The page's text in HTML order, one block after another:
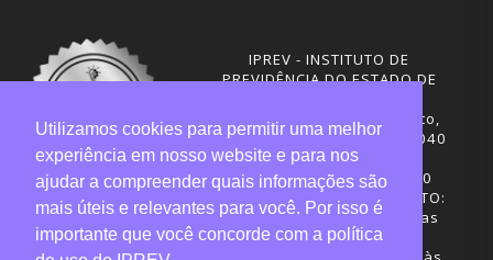
IPREV - INSTITUTO DE
PREVIDÊNCIA DO ESTADO DE
Rua Visconde de Ouro Preto,
291 – Centro - CEP: 88020-040
Florianópolis - SC
Telefones: (48) 3665-4600
HORÁRIO DE FUNCIONAMENTO:
Central de Atendimento: das
12h30 às 18h
Utilizamos cookies para permitir uma melhor
experiência em nosso website e para nos
ajudar a compreender quais informações são
mais úteis e relevantes para você. Por isso é
importante que você concorde com a política